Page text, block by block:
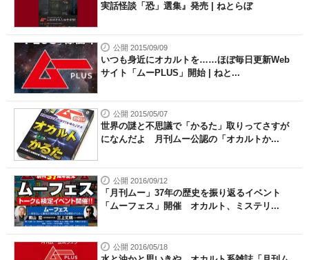
実話怪談「恐」選集』発売 | ねとらぼ
公開 2015/09/09
いつも身近にオカルトを……ほぼ毎日更新Web
サイト「ムーPLUS」開始 | ねと...
公開 2015/05/07
世界の謎と不思議で「かるた」取りってさすが
になんだよ 月刊ムー公認の「オカルトか...
公開 2016/09/12
「月刊ムー」37年の歴史を振り返るイベント
「ムーフェス」開催 オカルト、ミステリ...
公開 2016/05/18